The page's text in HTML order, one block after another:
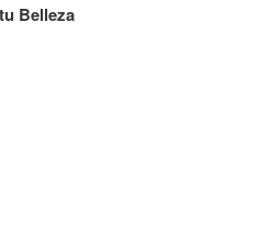
Belleza